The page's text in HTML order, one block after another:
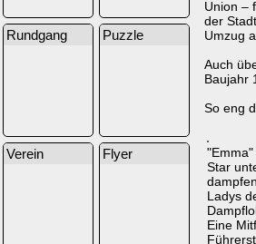
Rundgang Puzzle
Verein Flyer
Union –
der
Umzug
Auch
Baujahr
So eng
Star
Ladys
Eine